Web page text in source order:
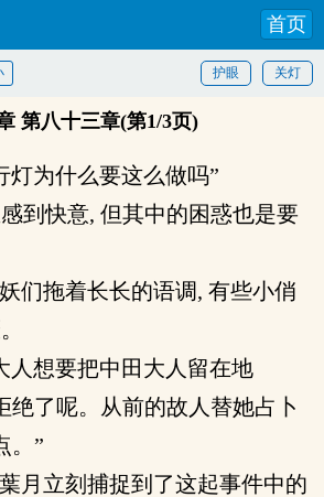
首页
关灯
护眼
第八十三章(第1/3页)
为什么要这么做吗”
到快意, 但其中的困惑也是要
们拖着长长的语调, 有些小俏
想要把中田大人留在地
绝了呢。从前的故人替她占卜
。”
月立刻捕捉到了这起事件中的